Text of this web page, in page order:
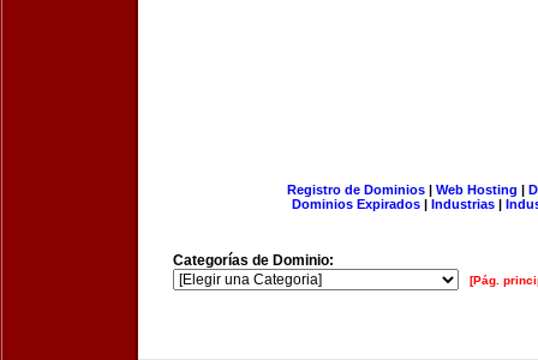
Registro de Dominios| Web Hosting |
Dominios Expirados | Industrias |
Categorías de Dominio:
[Pág.